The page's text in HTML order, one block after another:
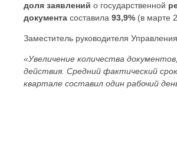
доля заявлений о государственной
документа составила 93,9% (в марте
Заместитель руководителя
«Увеличение количества
действия. Средний фактический
квартале составил один рабочий